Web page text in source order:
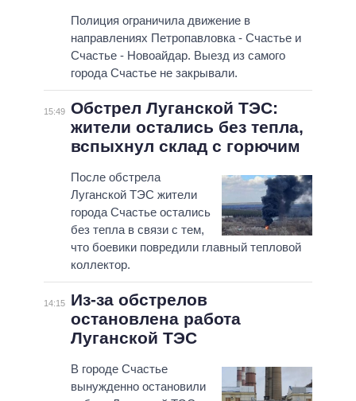
Полиция ограничила движение в
направлениях Петропавловка - Счастье и
Счастье - Новоайдар. Выезд из самого
города Счастье не закрывали.
15:49 Обстрел Луганской ТЭС:
жители остались без тепла,
вспыхнул склад с горючим
После обстрела
Луганской ТЭС жители
города Счастье остались
без тепла в связи с тем,
что боевики повредили главный тепловой
коллектор.
14:15
Из-за обстрелов
остановлена работа
Луганской ТЭС
В городе Счастье
вынужденно остановили